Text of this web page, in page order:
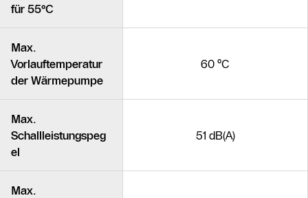
für 55°C
Max.
Vorlauftemperatur
der Wärmepumpe
60 °C
Max.
Schallleistungspeg
el
51 dB(A)
Max.